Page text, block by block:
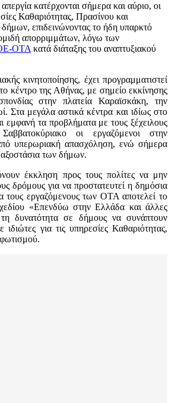
κατέρχονται σήμερα και αύριο, οι
Καθαριότητας, Πρασίνου και
επιδεινώνοντας το ήδη υπαρκτό
απορριμμάτων, λόγω των
ΟΤΑ κατά διάταξης του αναπτυξιακού
κινητοποίησης, έχει προγραμματιστεί
κέντρο της Αθήνας, με σημείο εκκίνησης
στην πλατεία Καραϊσκάκη, την
Στα μεγάλα αστικά κέντρα και ιδίως στο
εμφανή τα προβλήματα με τους ξέχειλους
οι εργαζόμενοι στην
υπερωριακή απασχόληση, ενώ σήμερα
των δήμων.
έκκληση προς τους πολίτες να μην
δρόμους για να προστατευτεί η δημόσια
τους εργαζόμενους των ΟΤΑ αποτελεί το
«Επενδύω στην Ελλάδα και άλλες
τη δυνατότητα σε δήμους να συνάπτουν
για τις υπηρεσίες Καθαριότητας,